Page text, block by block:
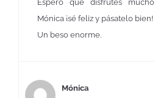
Espero que disfrutes
Mónica ¡sé feliz y pásatelo bien!
Un beso enorme.
Mónica